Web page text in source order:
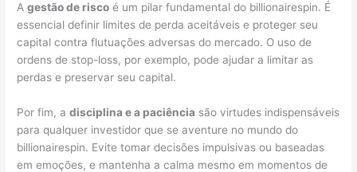
Agestão de risco é um pilar fundamental do billionairespin. É
essencial definir limites de perda aceitáveis e proteger seu
capital contra flutuações adversas do mercado. O uso de
ordens de stop-loss, por exemplo, pode ajudar a limitar as
perdas e preservar seu capital.
Por fim, adisciplina e a paciência são virtudes indispensáveis
para qualquer investidor que se aventure no mundo do
billionairespin. Evite tomar decisões impulsivas ou baseadas
em emoções, e mantenha a calma mesmo em momentos de